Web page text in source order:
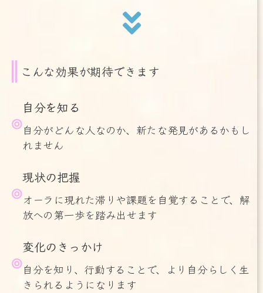
こんな効果が期待できます
自分を知る
自分がどんな人なのか、新たな発見があるかもし
れません
現状の把握
オーラに現れた滞りや課題を自覚することで、解
放への第一歩を踏み出せます
変化のきっかけ
自分を知り、行動することで、より自分らしく生
きられるようになります